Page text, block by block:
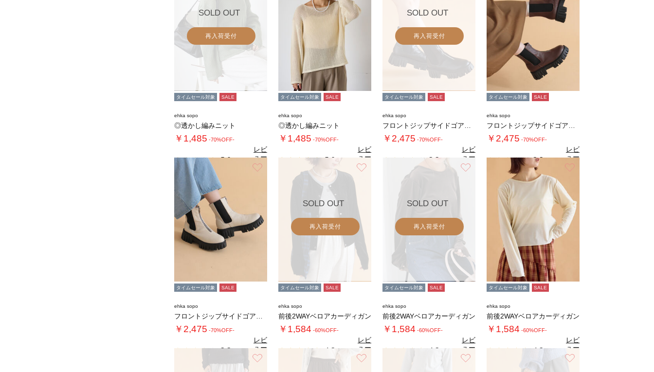
SOLD OUT
再入荷受付
タイムセール対象 SALE
ehka sopo
◎透かし編みニット
￥1,485 -70%OFF-
5.0（1）
レビ
ュー
を見
る
タイムセール対象 SALE
ehka sopo
◎透かし編みニット
￥1,485 -70%OFF-
5.0（1）
レビ
ュー
を見
る
SOLD OUT
再入荷受付
タイムセール対象 SALE
ehka sopo
￥2,475 -70%OFF-
3.3（3）
レビ
ュー
を見
る
タイムセール対象 SALE
ehka sopo
￥2,475 -70%OFF-
3.3（3）
レビ
ュー
を見
る
タイムセール対象 SALE
ehka sopo
￥2,475 -70%OFF-
3.3（3）
レビ
ュー
を見
る
SOLD OUT
再入荷受付
タイムセール対象 SALE
ehka sopo
前後2WAYベロアカーディガン
￥1,584 -60%OFF-
4.3 （4）
レビ
ュー
を見
る
SOLD OUT
再入荷受付
タイムセール対象 SALE
ehka sopo
前後2WAYベロアカーディガン
￥1,584 -60%OFF-
4.3 （4）
レビ
ュー
を見
る
タイムセール対象 SALE
ehka sopo
前後2WAYベロアカーディガン
￥1,584 -60%OFF-
4.3（4）
レビ
ュー
を見
る